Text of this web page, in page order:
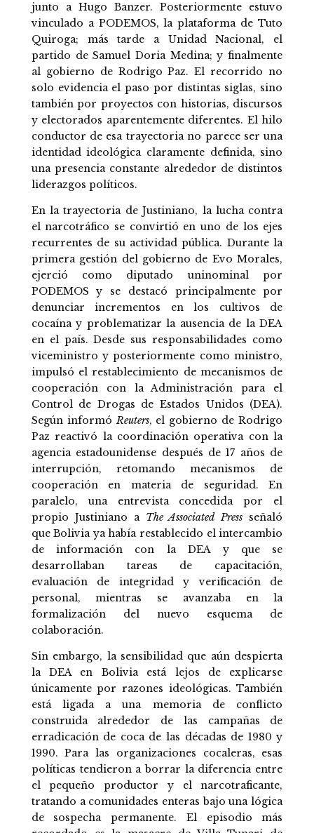
junto a Hugo Banzer. Posteriormente estuvo
vinculado a PODEMOS, la plataforma de Tuto
Quiroga; más tarde a Unidad Nacional, el
partido de Samuel Doria Medina; y finalmente
al gobierno de Rodrigo Paz. El recorrido no
solo evidencia el paso por distintas siglas, sino
también por proyectos con historias, discursos
y electorados aparentemente diferentes. El hilo
conductor de esa trayectoria no parece ser una
identidad ideológica claramente definida, sino
una presencia constante alrededor de distintos
liderazgos políticos.
En la trayectoria de Justiniano, la lucha contra
el narcotráfico se convirtió en uno de los ejes
recurrentes de su actividad pública. Durante la
primera gestión del gobierno de Evo Morales,
ejerció como diputado uninominal por
PODEMOS y se destacó principalmente por
denunciar incrementos en los cultivos de
cocaína y problematizar la ausencia de la DEA
en el país. Desde sus responsabilidades como
viceministro y posteriormente como ministro,
impulsó el restablecimiento de mecanismos de
cooperación con la Administración para el
Control de Drogas de Estados Unidos (DEA).
Según informó Reuters, el gobierno de Rodrigo
Paz reactivó la coordinación operativa con la
agencia estadounidense después de 17 años de
interrupción, retomando mecanismos de
cooperación en materia de seguridad. En
paralelo, una entrevista concedida por el
propio Justiniano a The Associated Press señaló
que Bolivia ya había restablecido el intercambio
de información con la DEA y que se
desarrollaban tareas de capacitación,
evaluación de integridad y verificación de
personal, mientras se avanzaba en la
formalización del nuevo esquema de
colaboración.
Sin embargo, la sensibilidad que aún despierta
la DEA en Bolivia está lejos de explicarse
únicamente por razones ideológicas. También
está ligada a una memoria de conflicto
construida alrededor de las campañas de
erradicación de coca de las décadas de 1980 y
1990. Para las organizaciones cocaleras, esas
políticas tendieron a borrar la diferencia entre
el pequeño productor y el narcotraficante,
tratando a comunidades enteras bajo una lógica
de sospecha permanente. El episodio más